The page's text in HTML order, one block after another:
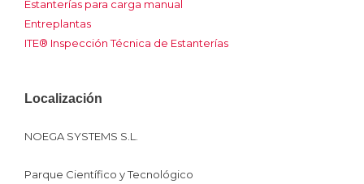
Estanterías para carga manual
Entreplantas
ITE® Inspección Técnica de Estanterías
Localización
NOEGA SYSTEMS S.L.
Parque Científico y Tecnológico